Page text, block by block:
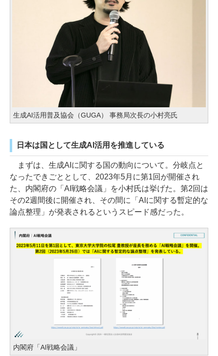
生成AI活用普及協会（GUGA） 事務局次長の小村亮氏
日本は国として生成AI活用を推進している
まずは、生成AIに関する国の動向について。分岐点と
なったできごととして、2023年5月に第1回が開催され
た、内閣府の「AI戦略会議」を小村氏は挙げた。第2回は
その2週間後に開催され、その間に「AIに関する暫定的な
論点整理」が発表されるというスピード感だった。
内閣府「AI戦略会議」